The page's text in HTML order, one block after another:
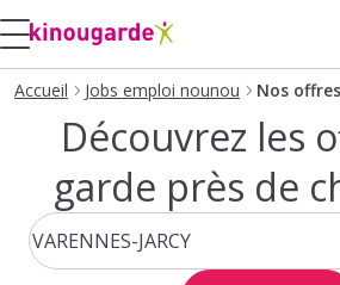
Accueil Jobs emploi nounou Nos
Découvrez les
garde près de